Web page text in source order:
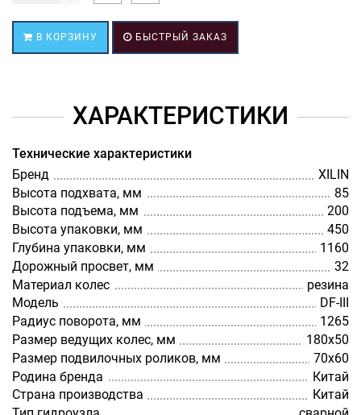
В КОРЗИНУ БЫСТРЫЙ ЗАКАЗ
ХАРАКТЕРИСТИКИ
Технические характеристики
Бренд
XILIN
Высота подхвата, мм
85
Высота подъема, мм
200
Высота упаковки, мм
450
Глубина упаковки, мм
1160
Дорожный просвет, мм
32
Материал колес
резина
Модель
DF-III
Радиус поворота, мм
1265
Размер ведущих колес, мм
180х50
Размер подвилочных роликов, мм
70х60
Родина бренда
Китай
Страна производства
Китай